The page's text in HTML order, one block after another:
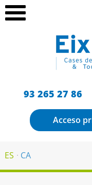
93 265 27 86
Acceso
ES CA